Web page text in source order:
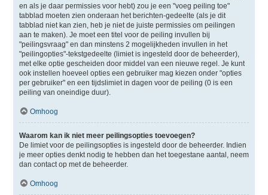
en als je daar permissies voor hebt) zou je een "voeg peiling toe"
tabblad moeten zien onderaan het berichten-gedeelte (als je dit
tabblad niet kan zien, heb je niet de juiste permissies om peilingen
aan te maken). Je moet een titel voor de peiling invullen bij
"peilingsvraag" en dan minstens 2 mogelijkheden invullen in het
"peilingopties"-tekstgedeelte (limiet is ingesteld door de beheerder),
met elke optie gescheiden door middel van een nieuwe regel. Je kunt
ook instellen hoeveel opties een gebruiker mag kiezen onder "opties
per gebruiker" en een tijdslimiet in dagen voor de peiling (0 is een
peiling van oneindige duur).
Omhoog
Waarom kan ik niet meer peilingsopties toevoegen?
De limiet voor de peilingsopties is ingesteld door de beheerder. Indien
je meer opties denkt nodig te hebben dan het toegestane aantal, neem
dan contact op met de beheerder.
Omhoog